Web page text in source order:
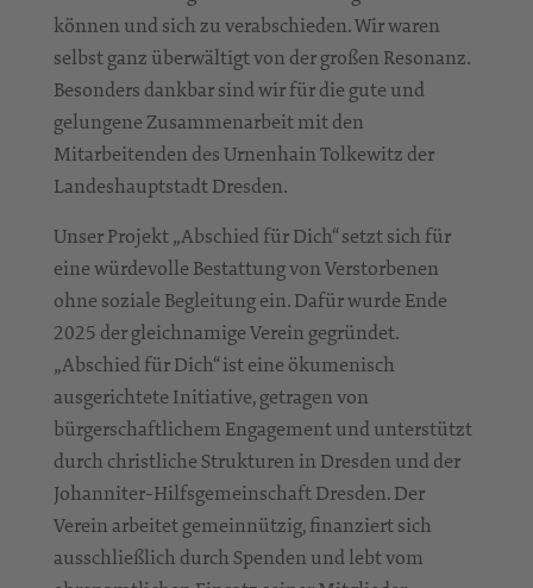
können und sich zu verabschieden. Wir waren
selbst ganz überwältigt von der großen Resonanz.
Besonders dankbar sind wir für die gute und
gelungene Zusammenarbeit mit den
Mitarbeitenden des Urnenhain Tolkewitz der
Landeshauptstadt Dresden.
Unser Projekt „Abschied für Dich“ setzt sich für
eine würdevolle Bestattung von Verstorbenen
ohne soziale Begleitung ein. Dafür wurde Ende
2025 der gleichnamige Verein gegründet.
„Abschied für Dich“ ist eine ökumenisch
ausgerichtete Initiative, getragen von
bürgerschaftlichem Engagement und unterstützt
durch christliche Strukturen in Dresden und der
Johanniter-Hilfsgemeinschaft Dresden. Der
Verein arbeitet gemeinnützig, finanziert sich
ausschließlich durch Spenden und lebt vom